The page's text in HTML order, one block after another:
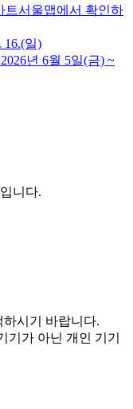
니다.
하시기 바랍니다.
기가 아닌 개인 기기